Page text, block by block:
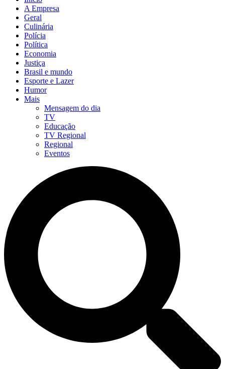
A Empresa
Geral
Culinária
Polícia
Política
Economia
Justiça
Brasil e mundo
Esporte e Lazer
Humor
Mais
Mensagem do dia
TV
Educação
TV Regional
Regional
Eventos